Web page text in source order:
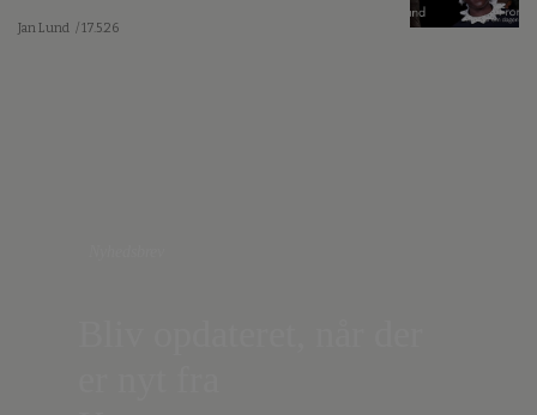
Jan Lund / 17.5.26